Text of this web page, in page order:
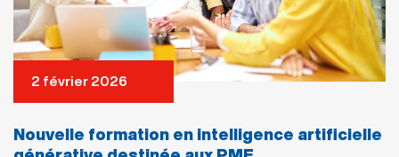
2 février 2026
Nouvelle formation en intelligence artificielle